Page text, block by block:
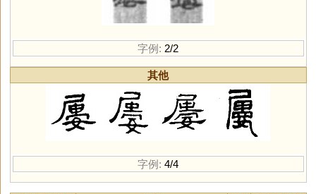
字例: 2/2
其他
字例: 4/4